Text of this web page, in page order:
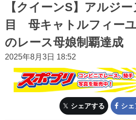
【クイーンS】アルジ
目 母キャトルフィー
のレース母娘制覇達成
2025年8月3日 18:52
シェアする シ